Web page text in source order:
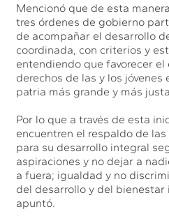
Mencionó que de esta
tres órdenes de gobierno
de acompañar el desarrollo
coordinada, con criterios y
entendiendo que favorecer el
derechos de las y los
patria más grande y más
Por lo que a través de esta
encuentren el respaldo de
para su desarrollo integral
aspiraciones y no dejar a
a fuera; igualdad y no
del desarrollo y del bienestar
apuntó.